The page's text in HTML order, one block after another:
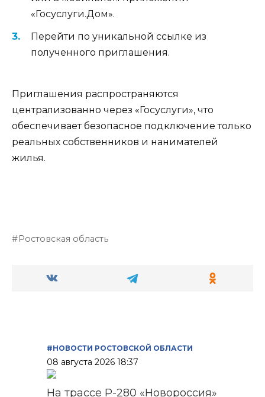
«Госуслуги.Дом».
Перейти по уникальной ссылке из
полученного приглашения.
Приглашения распространяются
централизованно через «Госуслуги», что
обеспечивает безопасное подключение только
реальных собственников и нанимателей
жилья.
Ростовская область
#НОВОСТИ РОСТОВСКОЙ ОБЛАСТИ
08 августа 2026 18:37
На трассе Р-280 «Новороссия»